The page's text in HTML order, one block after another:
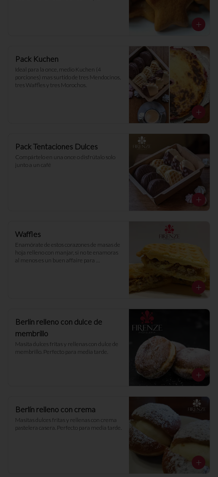
Pack Kuchen
Ideal para la once, medio Kuchen (4
porciones) mas surtido de tres Mendocinos,
tres Waffles y tres Morochos.
Pack Tentaciones Dulces
Compártelo en una once o disfrútalo solo
junto a un café
Waffles
Enamórate de estos corazones de masas de
hoja relleno con manjar, si no te enamoras
al menos es un buen affaire para
Berlin relleno con dulce de
membrillo
Masita dulces fritas y rellenas con dulce de
membrillo. Perfecto para media tarde.
Berlín relleno con crema
Masitas dulces fritas y rellenas con crema
pastelera casera. Perfecto para media tarde.